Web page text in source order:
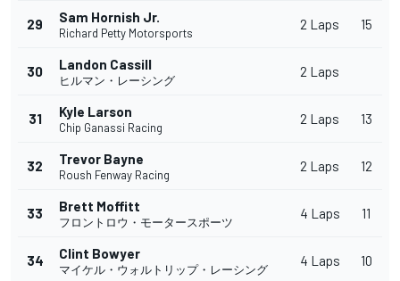
29 Sam Hornish Jr.
Richard Petty Motorsports
2 Laps 15
30 Landon Cassill
ヒルマン・レーシング
2 Laps
31 Kyle Larson
Chip Ganassi Racing
2 Laps 13
32 Trevor Bayne
Roush Fenway Racing
2 Laps 12
33 Brett Moffitt
フロントロウ・モータースポーツ
4 Laps 11
34 Clint Bowyer
マイケル・ウォルトリップ・レーシング
4 Laps 10